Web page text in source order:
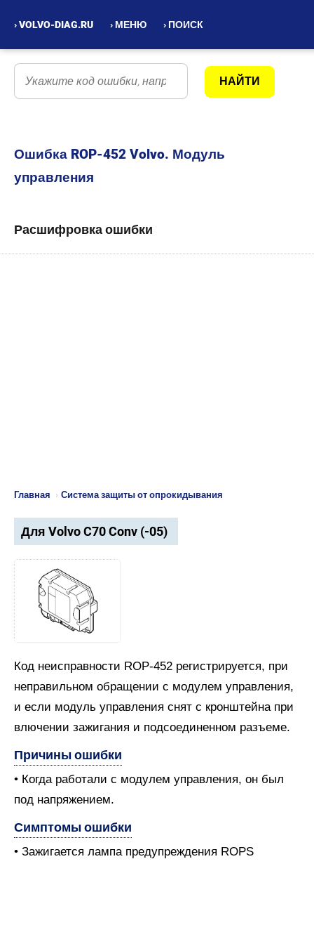
› VOLVO-DIAG.RU › МЕНЮ › ПОИСК
Ошибка ROP-452 Volvo. Модуль
управления
Расшифровка ошибки
Главная › Система защиты от опрокидывания
Для Volvo C70 Conv (-05)
Код неисправности ROP-452 регистрируется, при
неправильном обращении с модулем управления,
и если модуль управления снят с кронштейна при
влючении зажигания и подсоединенном разъеме.
Причины ошибки
• Когда работали с модулем управления, он был
под напряжением.
Симптомы ошибки
• Зажигается лампа предупреждения ROPS